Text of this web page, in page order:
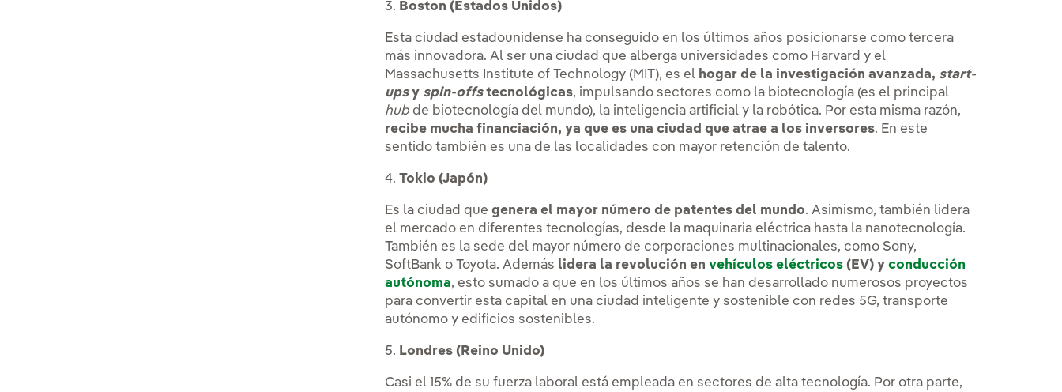
3. Boston (Estados Unidos)
Esta ciudad estadounidense ha conseguido en los últimos años posicionarse como tercera
más innovadora. Al ser una ciudad que alberga universidades como Harvard y el
Massachusetts Institute of Technology (MIT), es el hogar de la investigación avanzada, start-
upsy spin-offstecnológicas, impulsando sectores como la biotecnología (es el principal
hub de biotecnología del mundo), la inteligencia artificial y la robótica. Por esta misma razón,
recibe mucha financiación, ya que es una ciudad que atrae a los inversores. En este
sentido también es una de las localidades con mayor retención de talento.
4.Tokio (Japón)
Es la ciudad quegenera el mayor número de patentes del mundo. Asimismo, también lidera
el mercado en diferentes tecnologías, desde la maquinaria eléctrica hasta la nanotecnología.
También es la sede del mayor número de corporaciones multinacionales, como Sony,
SoftBank o Toyota. Además lidera la revolución envehículos eléctricos (EV) yconducción
autónoma, esto sumado a que en los últimos años se han desarrollado numerosos proyectos
para convertir esta capital en una ciudad inteligente y sostenible con redes 5G, transporte
autónomo y edificios sostenibles.
5. Londres (Reino Unido)
Casi el 15% de su fuerza laboral está empleada en sectores de alta tecnología. Por otra parte,